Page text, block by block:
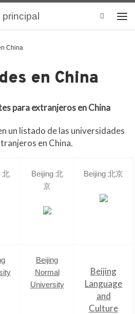
Search
China
en China
para extranjeros en China
un listado de las universidades
en China.
北
Beijing 北
京
Beijing 北京
Beijing
Normal
University
Beijing
Language
and
Culture